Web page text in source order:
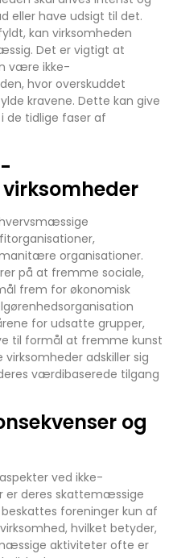
eller have udsigt til det.
kan virksomheden
Det er vigtigt at
være ikke-
hvor overskuddet
kravene. Dette kan give
tidlige faser af
organisationer.
på at fremme sociale,
frem for økonomisk
for udsatte grupper,
til formål at fremme kunst
adskiller sig
værdibaserede tilgang
og
ved ikke-
er deres skattemæssige
beskattes foreninger kun af
hvilket betyder,
aktiviteter ofte er